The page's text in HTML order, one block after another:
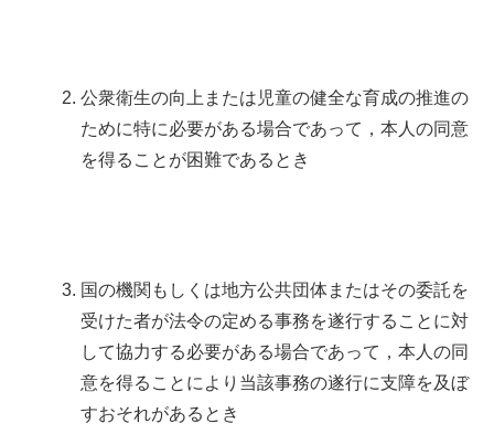
公衆衛生の向上または児童の健全な育成の推進の
ために特に必要がある場合であって，本人の同意
を得ることが困難であるとき
国の機関もしくは地方公共団体またはその委託を
受けた者が法令の定める事務を遂行することに対
して協力する必要がある場合であって，本人の同
意を得ることにより当該事務の遂行に支障を及ぼ
すおそれがあるとき